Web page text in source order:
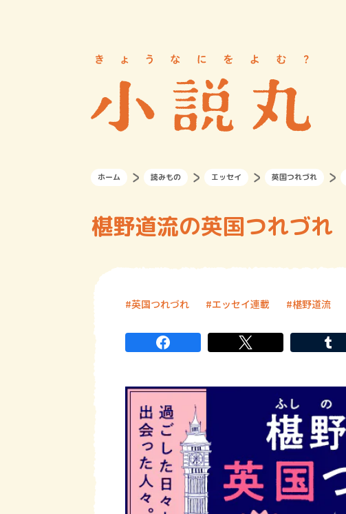
ホーム 読みもの エッセイ 英国つれづれ
椹野道流の英国つれづ
英国つれづれ エッセイ連載 椹野道流